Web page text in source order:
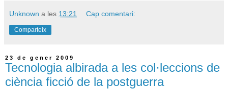
Unknown a les 13:21 Cap comentari:
Comparteix
23 de gener 2009
Tecnologia albirada a les col·leccions de
ciència ficció de la postguerra